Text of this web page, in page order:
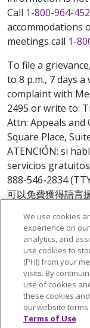
Call 1-800-964-
accommodations
meetings call 1-
To file a
to 8 p.m., 7 days a
complaint with
2495 or write to:
Attn: Appeals and
Square Place,
ATENCIÓN: si
servicios
888-546-2834
可以免費獲得語言
© 2026 Trinity
reserved.
We use cookies
experience on
analytics, and
use cookies to
(PHI) from your
visits. By
use of cookies
these cookies
our website
Terms of Use